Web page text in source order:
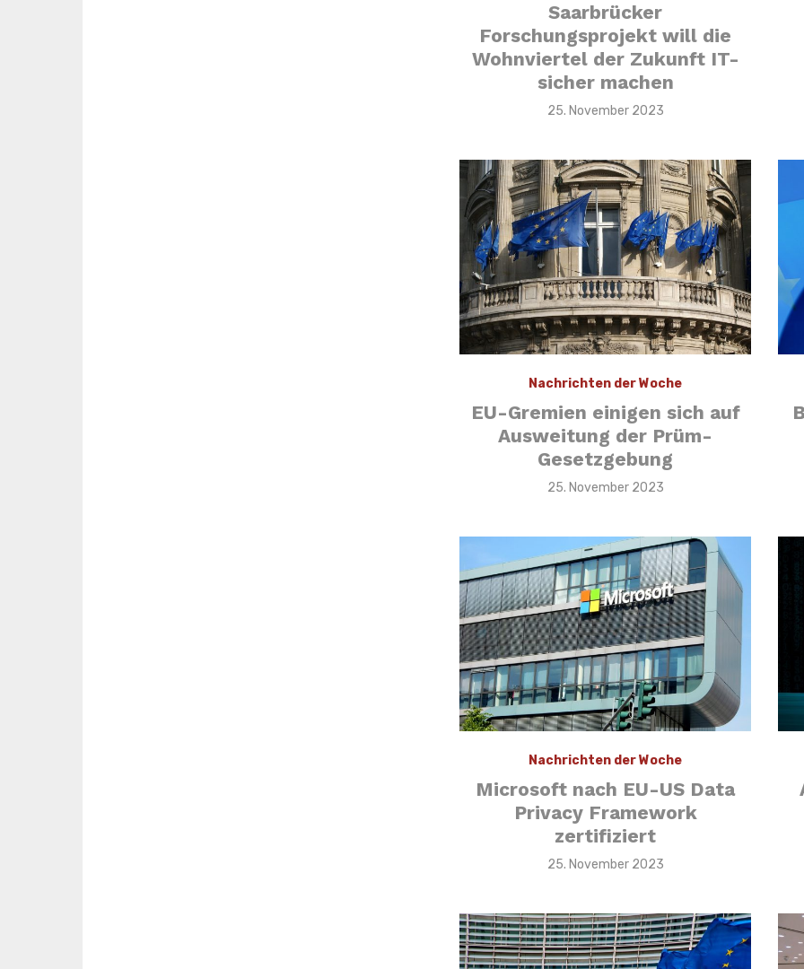
Saarbrücker
Forschungsprojekt will die
Wohnviertel der Zukunft IT-
sicher machen
Veröffentlicht
25. November 2023
Nachrichten der Woche
EU-Gremien einigen sich auf
Ausweitung der Prüm-
Gesetzgebung
Veröffentlicht
25. November 2023
Nachrichten der Woche
Microsoft nach EU-US Data
Privacy Framework
zertifiziert
Veröffentlicht
25. November 2023